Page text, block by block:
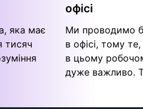
яка має
тисяч
офісі
Ми проводимо
в офісі, тому
в цьому
дуже важливо.